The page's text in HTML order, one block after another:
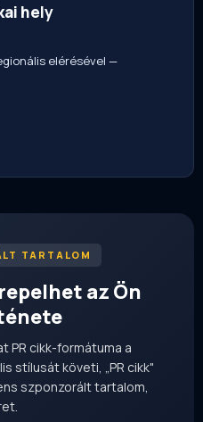
hely
elérésével —
TARTALOM
az Ön
PR cikk-formátuma a
stílusát követi, „PR cikk"
szponzorált tartalom,